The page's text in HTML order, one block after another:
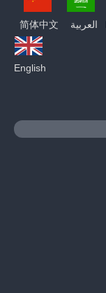
العربية 简体中文
English